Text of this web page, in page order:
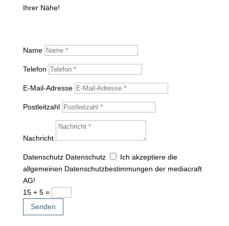
Ihrer Nähe!
Name
Telefon
E-Mail-Adresse
Postleitzahl
Nachricht
Datenschutz Datenschutz
Ich akzeptiere die
allgemeinen Datenschutzbestimmungen der mediacraft
AG!
15 + 5=
Senden